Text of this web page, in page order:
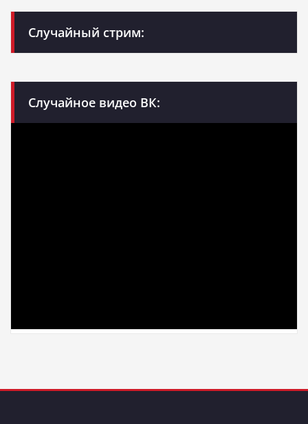
Случайный стрим:
Случайное видео ВК: